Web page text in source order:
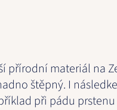
přírodní materiál na
štěpný. I
při pádu